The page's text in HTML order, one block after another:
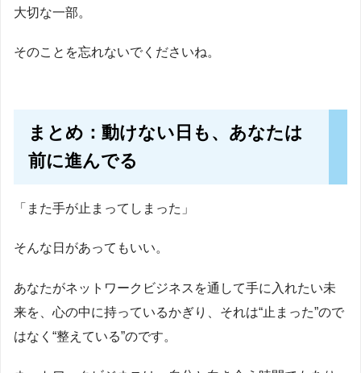
大切な一部。
そのことを忘れないでくださいね。
まとめ：動けない日も、あなたは
前に進んでる
「また手が止まってしまった」
そんな日があってもいい。
あなたがネットワークビジネスを通して手に入れたい未
来を、心の中に持っているかぎり、それは“止まった”ので
はなく“整えている”のです。